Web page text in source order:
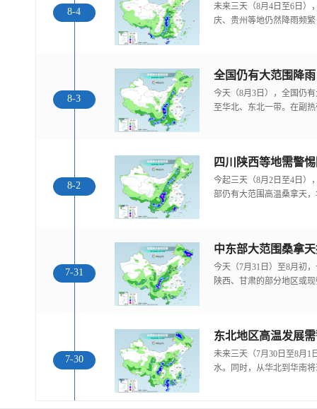
8-4
未来三天（8月4日至6日）
庆、贵州等地仍然降雨频
8-3
全国仍有大范围降
今天（8月3日），全国仍
至华北、东北一带。在副
8-2
今起三天（8月2日至4日）
部仍有大范围高温桑拿天
7-31
中东部大范围桑拿
今天（7月31日）至8月初
陕西、甘肃的部分地区或
7-30
东北地区高温发展
未来三天（7月30日至8月1
水。同时，从华北到华南